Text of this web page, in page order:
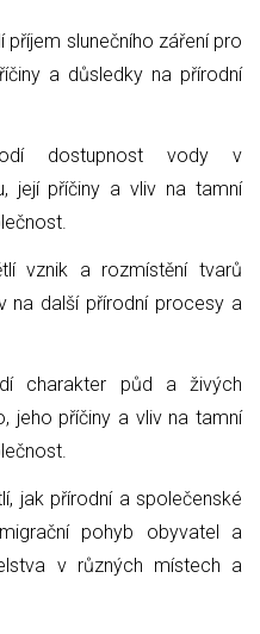
příjem slunečního záření pro
a důsledky na přírodní
dostupnost vody v
její příčiny a vliv na tamní
vznik a rozmístění tvarů
na další přírodní procesy a
charakter půd a živých
jeho příčiny a vliv na tamní
jak přírodní a společenské
pohyb obyvatel a
v různých místech a